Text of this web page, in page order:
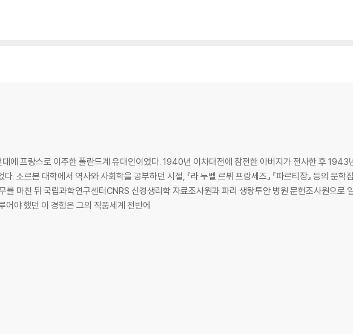
에 프랑스로 이주한 폴란드계 유대인이었다. 1940년 이차대전에 참전한 아버지가 전사한 후 1943
. 소르본 대학에서 역사와 사회학을 공부하던 시절, 『라 누벨 르뷔 프랑세즈』 『파르티장』 등의 문학
마친 뒤 국립과학연구센터CNRS 신경생리학 자료조사원과 파리 생탕투안 병원 문헌조사원으로
어야 했던 이 경험은 그의 작품세계 전반에